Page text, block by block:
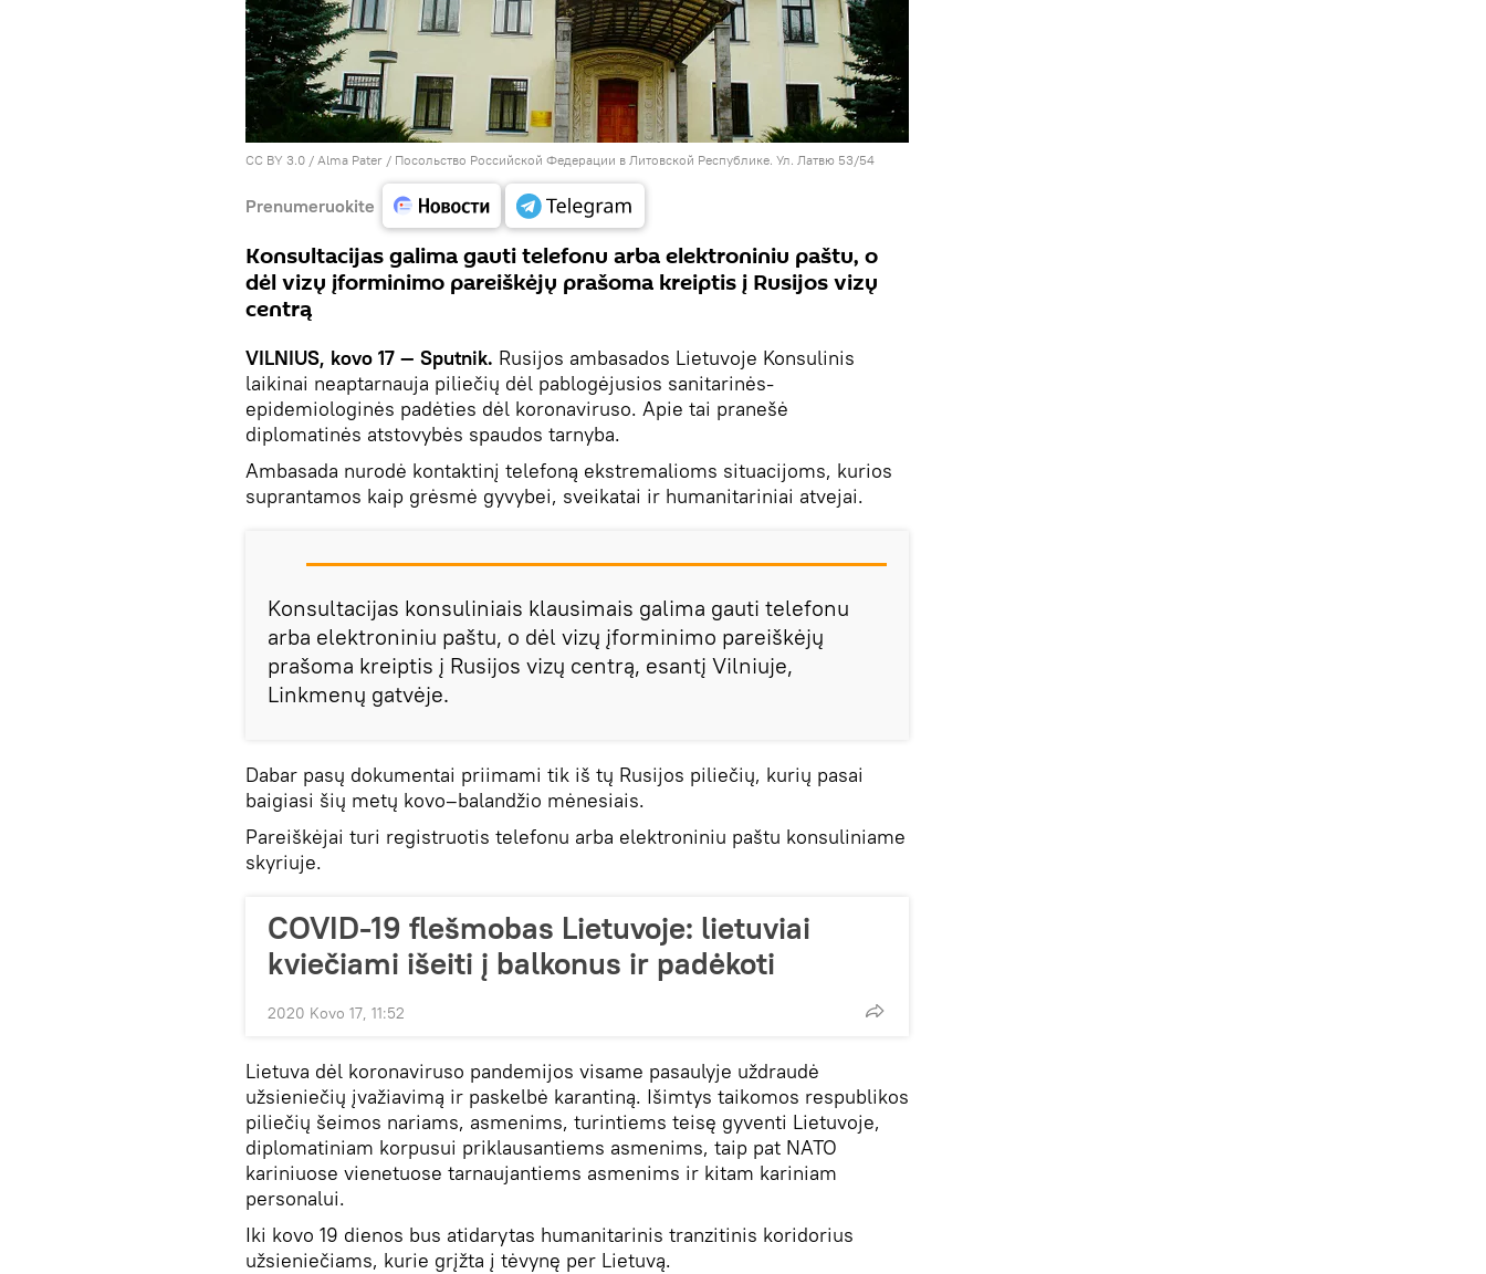
CC BY 3.0 / Alma Pater / Посольство Российской Федерации в Литовской Республике. Ул. Латвю 53/54
Prenumeruokite
Konsultacijas galima gauti telefonu arba elektroniniu paštu, o
dėl vizų įforminimo pareiškėjų prašoma kreiptis į Rusijos vizų
centrą
VILNIUS, kovo 17 — Sputnik. Rusijos ambasados Lietuvoje Konsulinis
laikinai neaptarnauja piliečių dėl pablogėjusios sanitarinės-
epidemiologinės padėties dėl koronaviruso. Apie tai pranešė
diplomatinės atstovybės spaudos tarnyba.
Ambasada nurodė kontaktinį telefoną ekstremalioms situacijoms, kurios
suprantamos kaip grėsmė gyvybei, sveikatai ir humanitariniai atvejai.
Konsultacijas konsuliniais klausimais galima gauti telefonu
arba elektroniniu paštu, o dėl vizų įforminimo pareiškėjų
prašoma kreiptis į Rusijos vizų centrą, esantį Vilniuje,
Linkmenų gatvėje.
Dabar pasų dokumentai priimami tik iš tų Rusijos piliečių, kurių pasai
baigiasi šių metų kovo–balandžio mėnesiais.
Pareiškėjai turi registruotis telefonu arba elektroniniu paštu konsuliniame
skyriuje.
COVID-19 flešmobas Lietuvoje: lietuviai
kviečiami išeiti į balkonus ir padėkoti
2020 Kovo 17, 11:52
Lietuva dėl koronaviruso pandemijos visame pasaulyje uždraudė
užsieniečių įvažiavimą ir paskelbė karantiną. Išimtys taikomos respublikos
piliečių šeimos nariams, asmenims, turintiems teisę gyventi Lietuvoje,
diplomatiniam korpusui priklausantiems asmenims, taip pat NATO
kariniuose vienetuose tarnaujantiems asmenims ir kitam kariniam
personalui.
Iki kovo 19 dienos bus atidarytas humanitarinis tranzitinis koridorius
užsieniečiams, kurie grįžta į tėvynę per Lietuvą.